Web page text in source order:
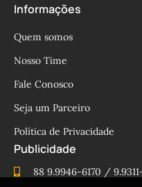
Informações
Quem somos
Nosso Time
Fale Conosco
Seja um Parceiro
Política de Privacidade
Publicidade
88 9.9946-6170 /